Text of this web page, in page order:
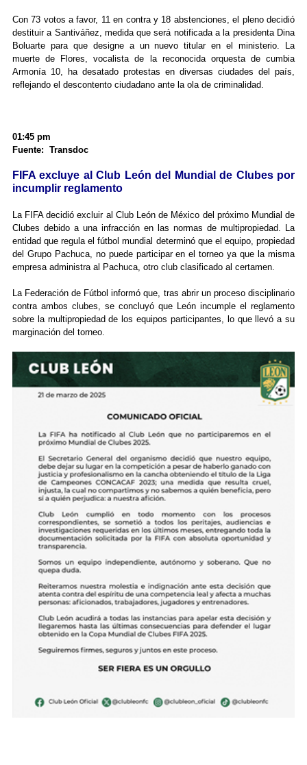
Con 73 votos a favor, 11 en contra y 18 abstenciones, el pleno decidió
destituir a Santiváñez, medida que será notificada a la presidenta Dina
Boluarte para que designe a un nuevo titular en el ministerio. La
muerte de Flores, vocalista de la reconocida orquesta de cumbia
Armonía 10, ha desatado protestas en diversas ciudades del país,
reflejando el descontento ciudadano ante la ola de criminalidad.
01:45 pm
Fuente: Transdoc
FIFA excluye al Club León del Mundial de Clubes por
incumplir reglamento
La FIFA decidió excluir al Club León de México del próximo Mundial de
Clubes debido a una infracción en las normas de multipropiedad. La
entidad que regula el fútbol mundial determinó que el equipo, propiedad
del Grupo Pachuca, no puede participar en el torneo ya que la misma
empresa administra al Pachuca, otro club clasificado al certamen.
La Federación de Fútbol informó que, tras abrir un proceso disciplinario
contra ambos clubes, se concluyó que León incumple el reglamento
sobre la multipropiedad de los equipos participantes, lo que llevó a su
marginación del torneo.